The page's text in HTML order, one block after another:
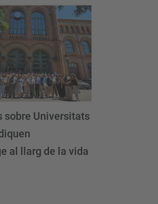
sobre Universitats
al llarg de la vida